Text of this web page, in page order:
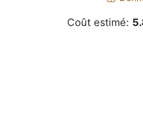
Coût estimé: